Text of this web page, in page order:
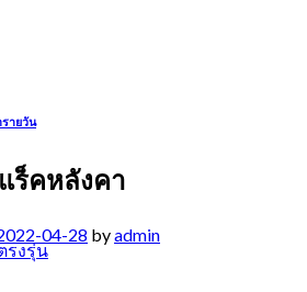
รงรุ่น
ายวัน
ร็คหลังคา
04-28 byadmin